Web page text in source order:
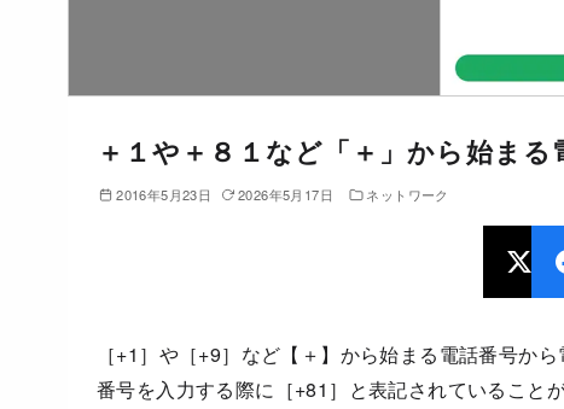
＋１や＋８１など「＋」から始まる
2016年5月23日 2026年5月17日 ネットワーク
［+1］や［+9］など【＋】から始まる電話番号か
番号を入力する際に［+81］と表記されていること